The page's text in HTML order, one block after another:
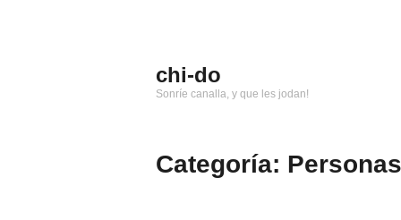
chi-do
Sonríe canalla, y que les jodan!
Categoría: